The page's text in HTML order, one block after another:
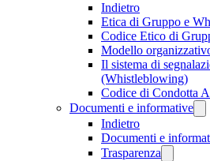
Indietro
Etica di Gruppo e
Codice Etico di
Modello
Il sistema di
(Whistleblowing)
Codice di Condotta
Documenti e informative
Indietro
Documenti e
Trasparenza